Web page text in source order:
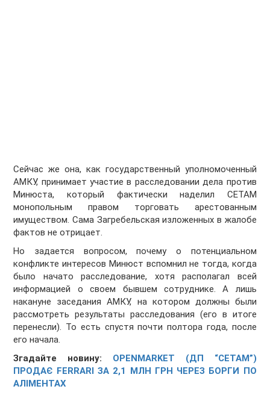
Сейчас же она, как государственный уполномоченный
АМКУ, принимает участие в расследовании дела против
Минюста, который фактически наделил СЕТАМ
монопольным правом торговать арестованным
имуществом. Сама Загребельская изложенных в жалобе
фактов не отрицает.
Но задается вопросом, почему о потенциальном
конфликте интересов Минюст вспомнил не тогда, когда
было начато расследование, хотя располагал всей
информацией о своем бывшем сотруднике. А лишь
накануне заседания АМКУ, на котором должны были
рассмотреть результаты расследования (его в итоге
перенесли). То есть спустя почти полтора года, после
его начала.
Згадайте новину: OPENMARKET (ДП “СЕТАМ”)
ПРОДАЄ FERRARI ЗА 2,1 МЛН ГРН ЧЕРЕЗ БОРГИ ПО
АЛІМЕНТАХ